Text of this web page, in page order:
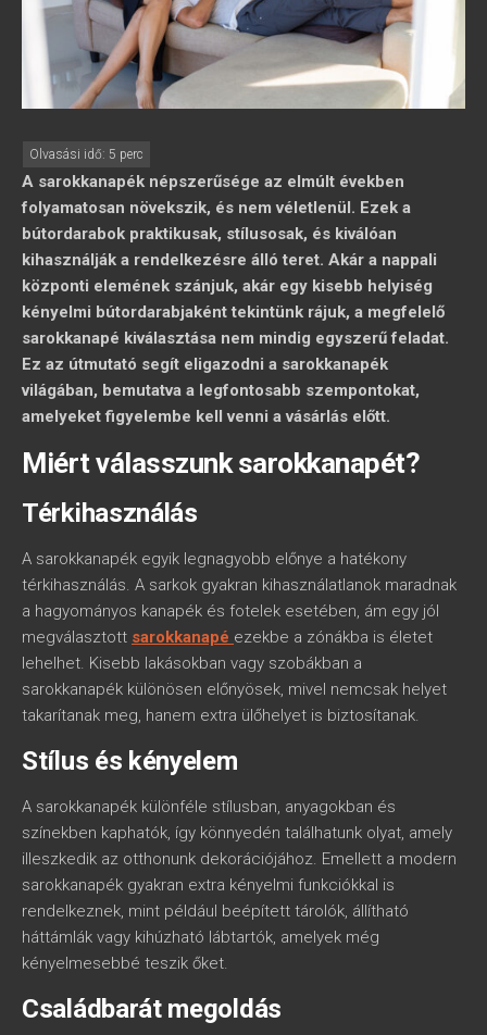
A sarokkanapék népszerűsége az elmúlt években
folyamatosan növekszik, és nem véletlenül. Ezek a
bútordarabok praktikusak, stílusosak, és kiválóan
kihasználják a rendelkezésre álló teret. Akár a nappali
központi elemének szánjuk, akár egy kisebb helyiség
kényelmi bútordarabjaként tekintünk rájuk, a megfelelő
sarokkanapé kiválasztása nem mindig egyszerű feladat.
Ez az útmutató segít eligazodni a sarokkanapék
világában, bemutatva a legfontosabb szempontokat,
amelyeket figyelembe kell venni a vásárlás előtt.
Miért válasszunk sarokkanapét?
Térkihasználás
A sarokkanapék egyik legnagyobb előnye a hatékony
térkihasználás. A sarkok gyakran kihasználatlanok maradnak
a hagyományos kanapék és fotelek esetében, ám egy jól
megválasztott sarokkanapé ezekbe a zónákba is életet
lehelhet. Kisebb lakásokban vagy szobákban a
sarokkanapék különösen előnyösek, mivel nemcsak helyet
takarítanak meg, hanem extra ülőhelyet is biztosítanak.
Stílus és kényelem
A sarokkanapék különféle stílusban, anyagokban és
színekben kaphatók, így könnyedén találhatunk olyat, amely
illeszkedik az otthonunk dekorációjához. Emellett a modern
sarokkanapék gyakran extra kényelmi funkciókkal is
rendelkeznek, mint például beépített tárolók, állítható
háttámlák vagy kihúzható lábtartók, amelyek még
kényelmesebbé teszik őket.
Családbarát megoldás